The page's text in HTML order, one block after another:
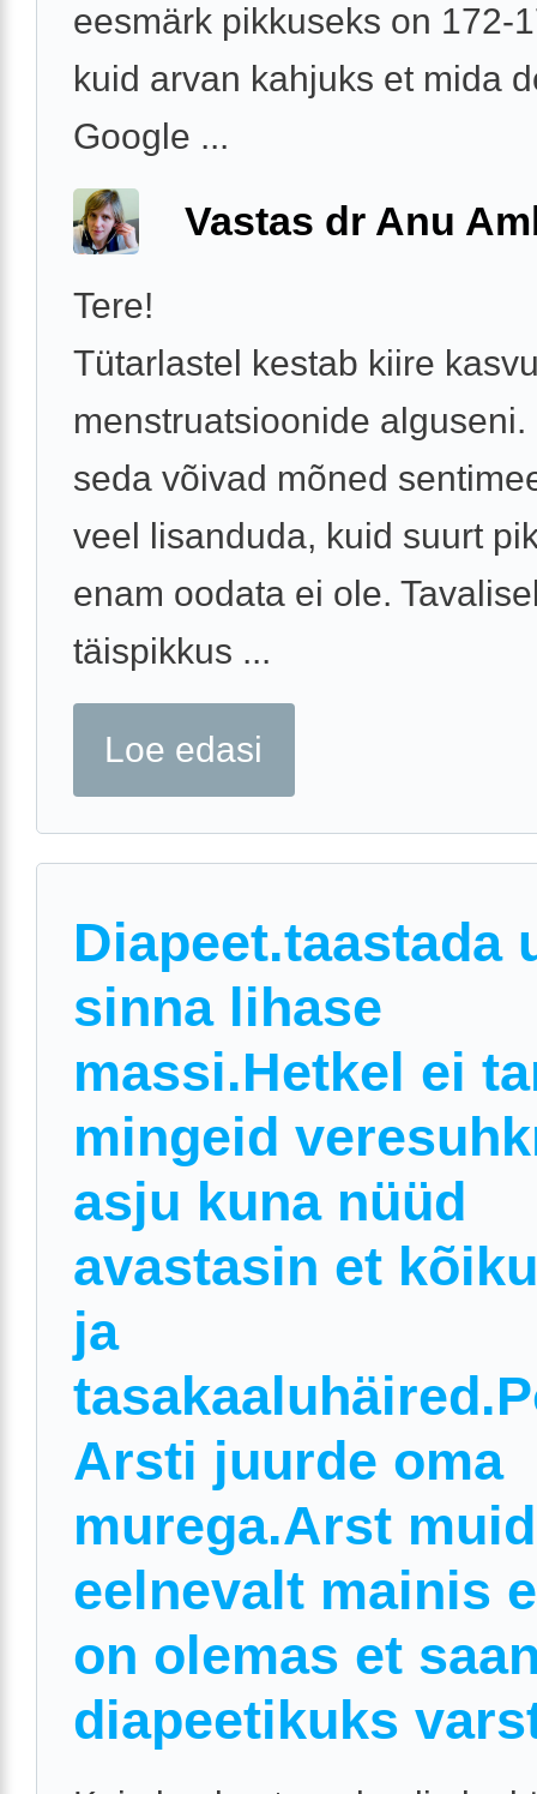
eesmärk pikkuseks on 172-
kuid arvan kahjuks et mida
Google ...
Vastas dr Anu
Tere!
Tütarlastel kestab kiire
menstruatsioonide alguseni.
seda võivad mõned
veel lisanduda, kuid suurt
enam oodata ei ole.
täispikkus ...
Loe edasi
Diapeet.taastada
sinna lihase
massi.Hetkel ei
mingeid
asju kuna nüüd
avastasin et
ja
Arsti juurde oma
murega.Arst
eelnevalt mainis
on olemas et
diapeetikuks